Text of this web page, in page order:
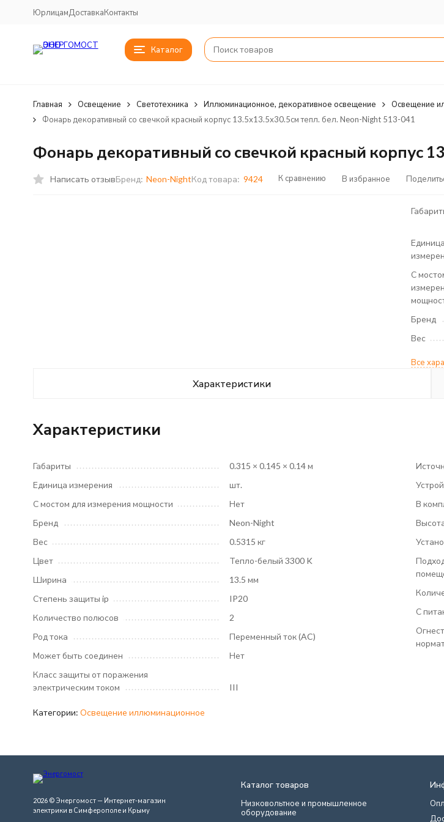
ЮрлицамДоставкаКонтакты
Каталог
Главная Освещение Светотехника Иллюминационное, декоративное освещение
Освещение
Фонарь декоративный со свечкой красный корпус 13.5х13.5х30.5см тепл. бел. Neon-Night 513-041
Фонарь декоративный со свечкой красный корпус
Написать отзывБренд: Neon-NightКод товара: 9424 К сравнению В избранное
Единица
С
Бренд
Вес
Все
Характеристики
Характеристики
Габариты
0.315 × 0.145 × 0.14 м
Единица измерения
шт.
С мостом для измерения мощности
Нет
Бренд
Neon-Night
Вес
0.5315 кг
Цвет
Тепло-белый 3300 K
Ширина
13.5 мм
Степень защиты ip
IP20
Количество полюсов
2
Род тока
Переменный ток (AC)
Может быть соединен
Нет
Класс защиты от поражения
электрическим током
III
В
С
Категории: Освещение иллюминационное
2026 © Энергомост — Интернет-магазин
электрики в Симферополе и Крыму
Каталог товаров
Низковольтное и промышленное
оборудование